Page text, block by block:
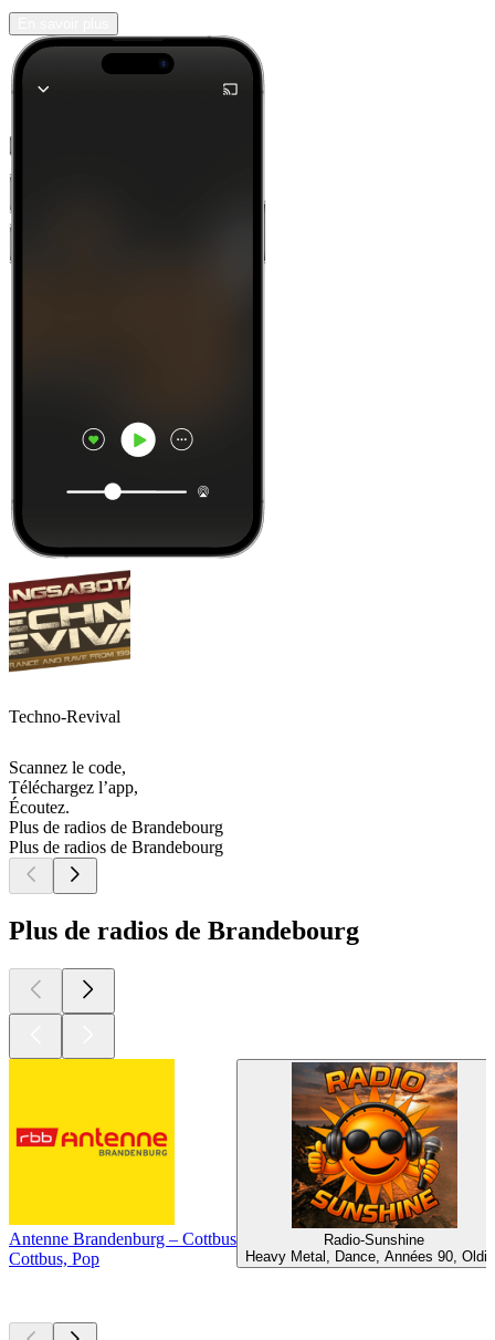
Techno-Revival
Scannez le code,
Téléchargez l’app,
Écoutez.
Plus de radios de Brandebourg
Plus de radios de Brandebourg
Plus de radios de Brandebourg
Antenne Brandenburg – Cottbus
Cottbus, Pop
Radio-Sunshine
Heavy Metal, Dance, Années 90,